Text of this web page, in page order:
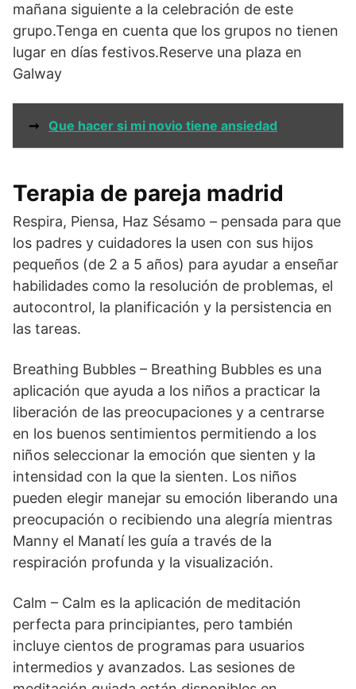
mañana siguiente a la celebración de este
grupo.Tenga en cuenta que los grupos no tienen
lugar en días festivos.Reserve una plaza en
Galway
➞ Que hacer si mi novio tiene ansiedad
Terapia de pareja madrid
Respira, Piensa, Haz Sésamo – pensada para que
los padres y cuidadores la usen con sus hijos
pequeños (de 2 a 5 años) para ayudar a enseñar
habilidades como la resolución de problemas, el
autocontrol, la planificación y la persistencia en
las tareas.
Breathing Bubbles – Breathing Bubbles es una
aplicación que ayuda a los niños a practicar la
liberación de las preocupaciones y a centrarse
en los buenos sentimientos permitiendo a los
niños seleccionar la emoción que sienten y la
intensidad con la que la sienten. Los niños
pueden elegir manejar su emoción liberando una
preocupación o recibiendo una alegría mientras
Manny el Manatí les guía a través de la
respiración profunda y la visualización.
Calm – Calm es la aplicación de meditación
perfecta para principiantes, pero también
incluye cientos de programas para usuarios
intermedios y avanzados. Las sesiones de